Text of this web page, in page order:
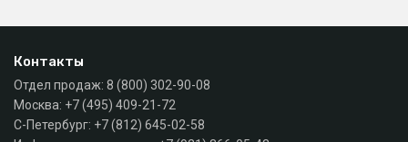
Контакты
Отдел продаж: 8 (800) 302-90-08
Москва: +7 (495) 409-21-72
С-Петербург: +7 (812) 645-02-58